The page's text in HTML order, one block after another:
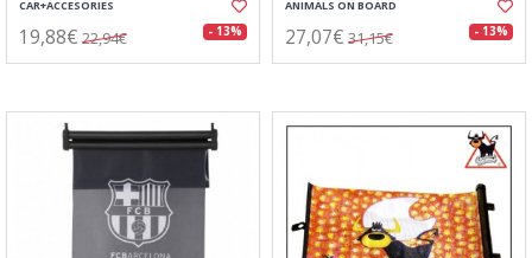
CAR+ACCESORIES
19,88€ 22,94€ - 13%
ANIMALS ON BOARD
27,07€ 31,15€ - 13%